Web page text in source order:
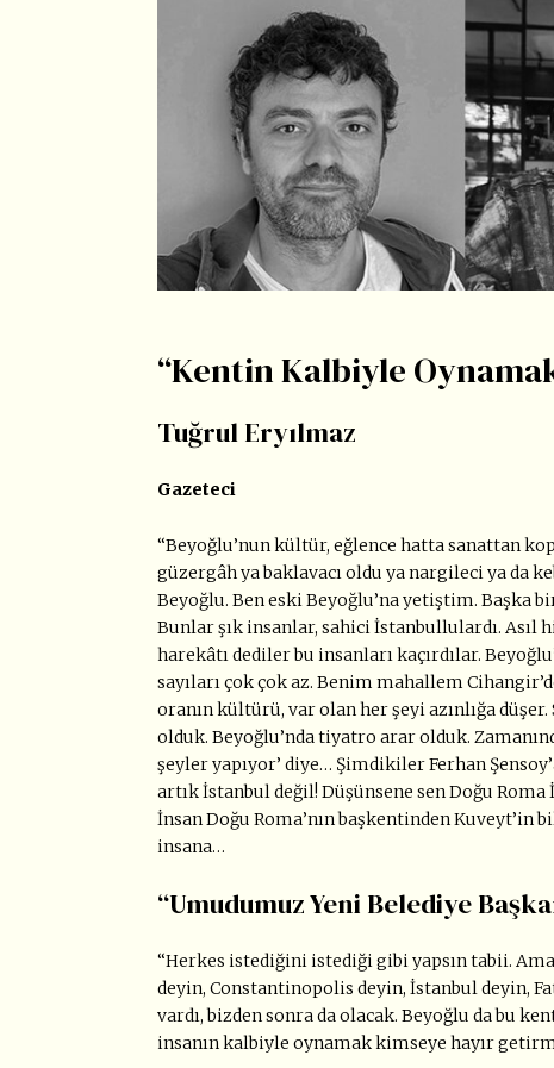
“Kentin Kalbiyle
Tuğrul Eryılmaz
Gazeteci
“Beyoğlu’nun kültür, eğlence hatta sanattan
güzergâh ya baklavacı oldu ya nargileci ya da
Beyoğlu. Ben eski Beyoğlu’na yetiştim. Başka
Bunlar şık insanlar, sahici İstanbullulardı. Asıl
harekâtı dediler bu insanları kaçırdılar.
sayıları çok çok az. Benim mahallem
oranın kültürü, var olan her şeyi azınlığa
olduk. Beyoğlu’nda tiyatro arar olduk.
şeyler yapıyor’ diye… Şimdikiler Ferhan
artık İstanbul değil! Düşünsene sen Doğu
İnsan Doğu Roma’nın başkentinden
insana…
“Umudumuz Yeni Belediye
“Herkes istediğini istediği gibi yapsın tabii.
deyin, Constantinopolis deyin, İstanbul deyin,
vardı, bizden sonra da olacak. Beyoğlu da bu
insanın kalbiyle oynamak kimseye hayır